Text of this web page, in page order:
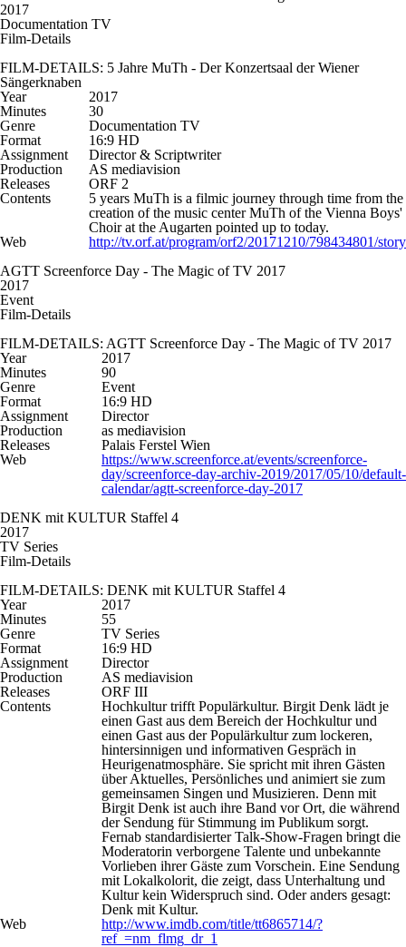
2017
Documentation TV
Film-Details
FILM-DETAILS: 5 Jahre MuTh - Der Konzertsaal der Wiener
Sängerknaben
Year
2017
Minutes
30
Genre
Documentation TV
Format
16:9 HD
Assignment
Director & Scriptwriter
Production
AS mediavision
Releases
ORF 2
Contents
5 years MuTh is a filmic journey through time from the
creation of the music center MuTh of the Vienna Boys'
Choir at the Augarten pointed up to today.
Web
http://tv.orf.at/program/orf2/20171210/798434801/story
AGTT Screenforce Day - The Magic of TV 2017
2017
Event
Film-Details
FILM-DETAILS: AGTT Screenforce Day - The Magic of TV 2017
Year
2017
Minutes
90
Genre
Event
Format
16:9 HD
Assignment
Director
Production
as mediavision
Releases
Palais Ferstel Wien
Web
https://www.screenforce.at/events/screenforce-
day/screenforce-day-archiv-2019/2017/05/10/default-
calendar/agtt-screenforce-day-2017
DENK mit KULTUR Staffel 4
2017
TV Series
Film-Details
FILM-DETAILS: DENK mit KULTUR Staffel 4
Year
2017
Minutes
55
Genre
TV Series
Format
16:9 HD
Assignment
Director
Production
AS mediavision
Releases
ORF III
Contents
Hochkultur trifft Populärkultur. Birgit Denk lädt je
einen Gast aus dem Bereich der Hochkultur und
einen Gast aus der Populärkultur zum lockeren,
hintersinnigen und informativen Gespräch in
Heurigenatmosphäre. Sie spricht mit ihren Gästen
über Aktuelles, Persönliches und animiert sie zum
gemeinsamen Singen und Musizieren. Denn mit
Birgit Denk ist auch ihre Band vor Ort, die während
der Sendung für Stimmung im Publikum sorgt.
Fernab standardisierter Talk-Show-Fragen bringt die
Moderatorin verborgene Talente und unbekannte
Vorlieben ihrer Gäste zum Vorschein. Eine Sendung
mit Lokalkolorit, die zeigt, dass Unterhaltung und
Kultur kein Widerspruch sind. Oder anders gesagt:
Denk mit Kultur.
Web
http://www.imdb.com/title/tt6865714/?
ref_=nm_flmg_dr_1